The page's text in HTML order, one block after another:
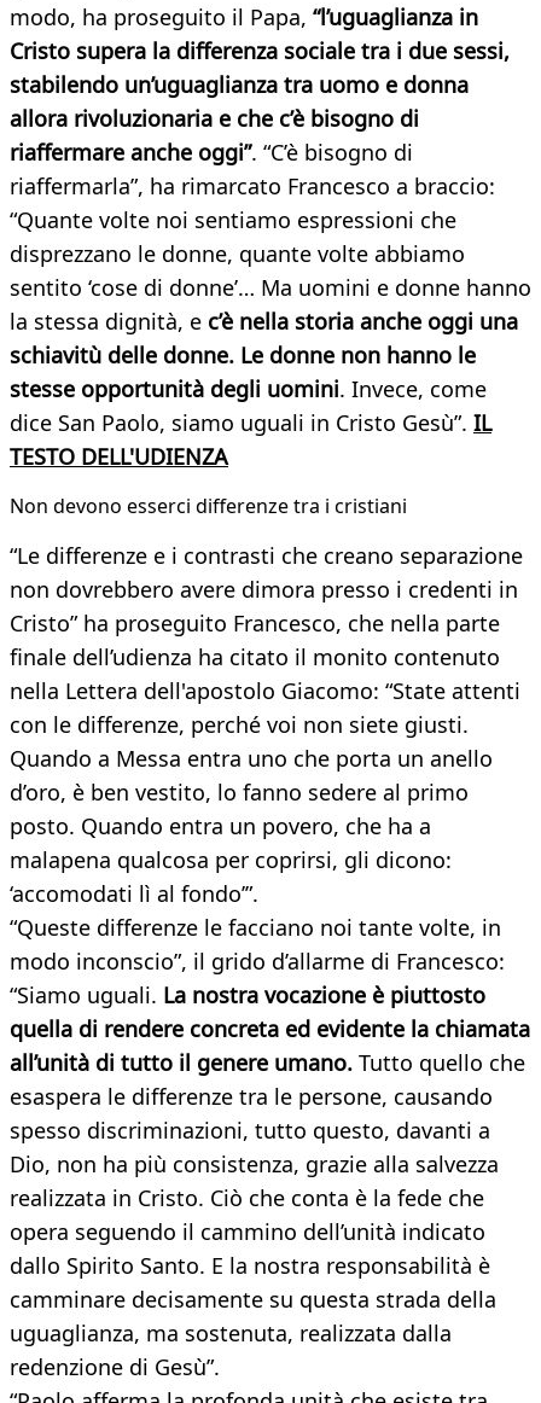
modo, ha proseguito il Papa, “l’uguaglianza in
Cristo supera la differenza sociale tra i due sessi,
stabilendo un’uguaglianza tra uomo e donna
allora rivoluzionaria e che c’è bisogno di
riaffermare anche oggi”. “C’è bisogno di
riaffermarla”, ha rimarcato Francesco a braccio:
“Quante volte noi sentiamo espressioni che
disprezzano le donne, quante volte abbiamo
sentito ‘cose di donne’… Ma uomini e donne hanno
la stessa dignità, e c’è nella storia anche oggi una
schiavitù delle donne. Le donne non hanno le
stesse opportunità degli uomini. Invece, come
dice San Paolo, siamo uguali in Cristo Gesù”. IL
TESTO DELL'UDIENZA
Non devono esserci differenze tra i cristiani
“Le differenze e i contrasti che creano separazione
non dovrebbero avere dimora presso i credenti in
Cristo” ha proseguito Francesco, che nella parte
finale dell’udienza ha citato il monito contenuto
nella Lettera dell'apostolo Giacomo: “State attenti
con le differenze, perché voi non siete giusti.
Quando a Messa entra uno che porta un anello
d’oro, è ben vestito, lo fanno sedere al primo
posto. Quando entra un povero, che ha a
malapena qualcosa per coprirsi, gli dicono:
‘accomodati lì al fondo’”.
“Queste differenze le facciano noi tante volte, in
modo inconscio”, il grido d’allarme di Francesco:
“Siamo uguali. La nostra vocazione è piuttosto
quella di rendere concreta ed evidente la chiamata
all’unità di tutto il genere umano. Tutto quello che
esaspera le differenze tra le persone, causando
spesso discriminazioni, tutto questo, davanti a
Dio, non ha più consistenza, grazie alla salvezza
realizzata in Cristo. Ciò che conta è la fede che
opera seguendo il cammino dell’unità indicato
dallo Spirito Santo. E la nostra responsabilità è
camminare decisamente su questa strada della
uguaglianza, ma sostenuta, realizzata dalla
redenzione di Gesù”.